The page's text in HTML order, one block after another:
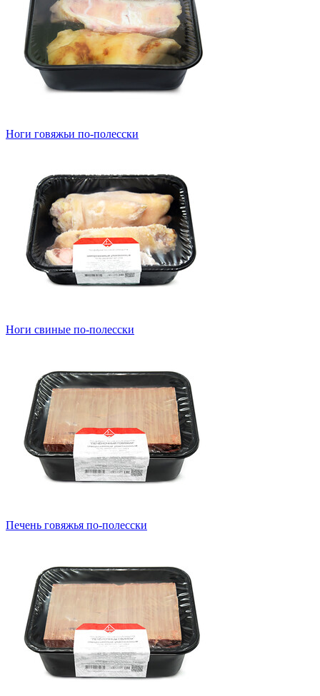
Ноги говяжьи по-полесски
Ноги свиные по-полесски
Печень говяжья по-полесски